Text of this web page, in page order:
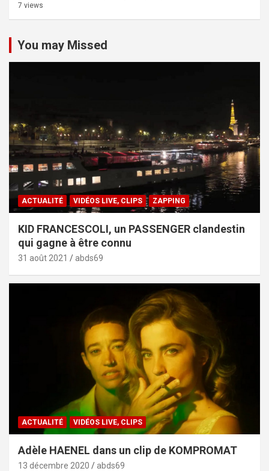
7 views
You may Missed
ACTUALITÉ VIDÉOS LIVE, CLIPS ZAPPING
KID FRANCESCOLI, un PASSENGER clandestin
qui gagne à être connu
31 août 2021 abds69
ACTUALITÉ VIDÉOS LIVE, CLIPS
Adèle HAENEL dans un clip de KOMPROMAT
13 décembre 2020 abds69